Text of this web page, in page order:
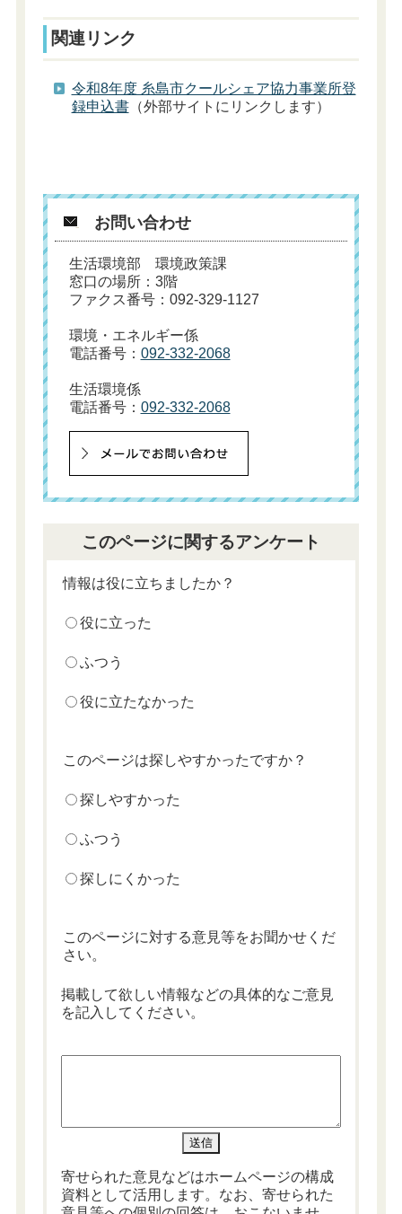
関連リンク
令和8年度 糸島市クールシェア協力事業所登
録申込書（外部サイトにリンクします）
お問い合わせ
生活環境部 環境政策課
窓口の場所：3階
ファクス番号：092-329-1127
環境・エネルギー係
電話番号： 092-332-2068
生活環境係
電話番号： 092-332-2068
このページに関するアンケート
情報は役に立ちましたか？
役に立った
ふつう
役に立たなかった
このページは探しやすかったですか？
探しやすかった
ふつう
探しにくかった
このページに対する意見等をお聞かせくだ
さい。
掲載して欲しい情報などの具体的なご意見
を記入してください。
寄せられた意見などはホームページの構成
資料として活用します。なお、寄せられた